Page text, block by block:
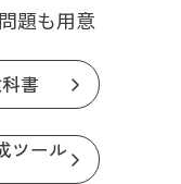
題も用意
書
ツール